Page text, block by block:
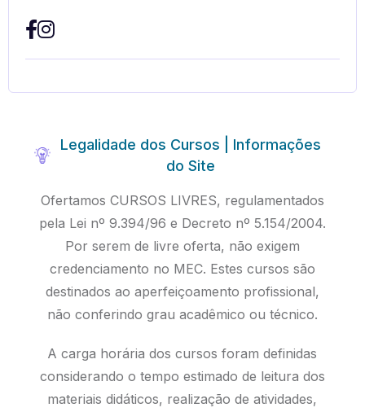
Legalidade dos Cursos | Informações
do Site
Ofertamos CURSOS LIVRES, regulamentados
pela Lei nº 9.394/96 e Decreto nº 5.154/2004.
Por serem de livre oferta, não exigem
credenciamento no MEC. Estes cursos são
destinados ao aperfeiçoamento profissional,
não conferindo grau acadêmico ou técnico.
A carga horária dos cursos foram definidas
considerando o tempo estimado de leitura dos
materiais didáticos, realização de atividades,